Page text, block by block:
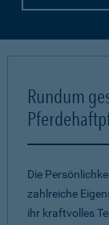
Rundum
Die
zahlreiche
ihr kraftvolles